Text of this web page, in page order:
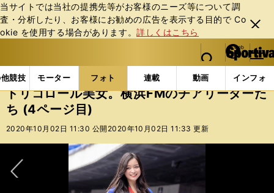
当サイトでは当社の提携先等がお客様のニーズ等について調
査・分析したり、お客様にお勧めの広告を表⽰する⽬的で Co
okie を使⽤する場合があります。詳しくはこちら
閉じ
る
web Sportiva (webスポルティーバ)
検索
マイペ
ー
ジ
メニュ
競技 モーター フォト 連載 動画 インフォ
b
ス
ポ
ル
バ
フォトギャラリー スポーツビーナスギャラリー ト
トリコロール美女。横浜FMのチアリーダーた
ち (4ページ目)
2020年10月02日 11:30 公開 2020年10月02日 11:33 更新